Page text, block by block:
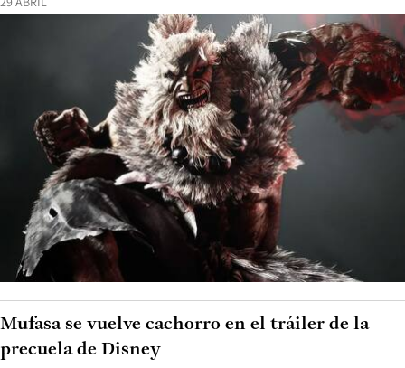
Mufasa se vuelve cachorro en el tráiler de la
precuela de Disney